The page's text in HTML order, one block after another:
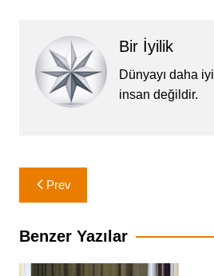
Bir İyilik
Dünyayı daha
insan değildir.
Yazı
gezinmesi
Prev
Benzer Yazılar